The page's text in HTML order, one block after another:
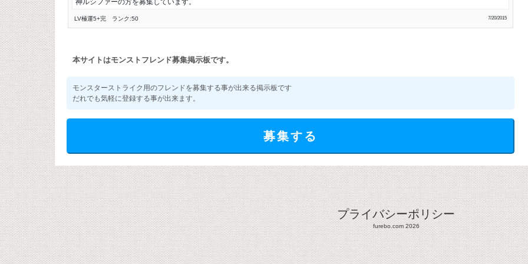
神ルシファーの方を募集しています。
LV極運5+完 ランク:50 7/20/2015
本サイトはモンストフレンド募集掲示板です。
モンスターストライク用のフレンドを募集する事が出来る掲示板です
だれでも気軽に登録する事が出来ます。
募集する
プライバシーポリシー
furebo.com 2026